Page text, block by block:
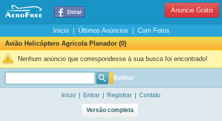
Anuncie Grátis
Início| Últimos Anúncios
Com Fotos
Avião Helicóptero Agricola Planador (0)
Nenhum anúncio que correspondesse à sua busca foi encontrado!
Refinar
Início Entrar Registrar Contato
Versão completa